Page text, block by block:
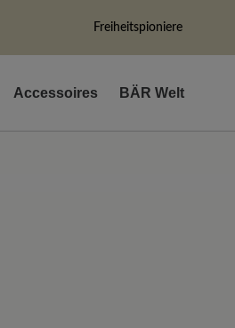
Freiheitspioniere
Accessoires BÄR Welt